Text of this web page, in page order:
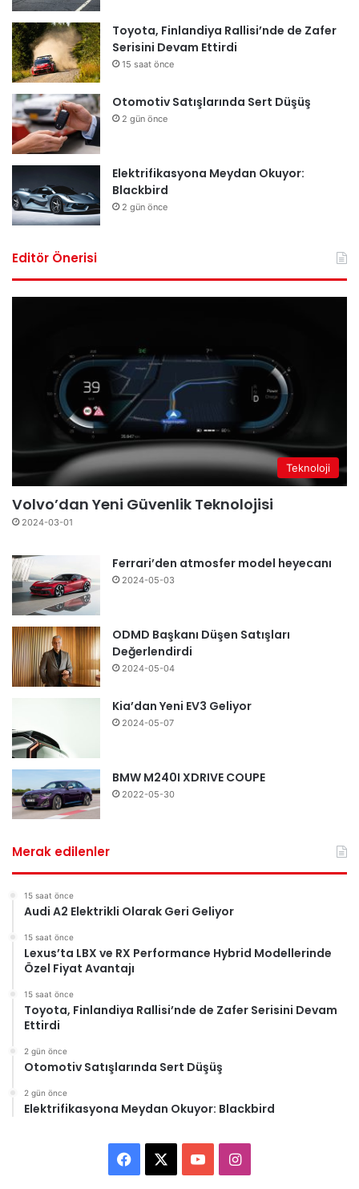
Toyota, Finlandiya Rallisi’nde de Zafer
Serisini Devam Ettirdi
15 saat önce
Otomotiv Satışlarında Sert Düşüş
2 gün önce
Elektrifikasyona Meydan Okuyor:
Blackbird
2 gün önce
Editör Önerisi
Teknoloji
Volvo’dan Yeni Güvenlik Teknolojisi
2024-03-01
Ferrari’den atmosfer model heyecanı
2024-05-03
ODMD Başkanı Düşen Satışları
Değerlendirdi
2024-05-04
Kia’dan Yeni EV3 Geliyor
2024-05-07
BMW M240I XDRIVE COUPE
2022-05-30
Merak edilenler
15 saat önce
Audi A2 Elektrikli Olarak Geri Geliyor
15 saat önce
Lexus’ta LBX ve RX Performance Hybrid Modellerinde
Özel Fiyat Avantajı
15 saat önce
Toyota, Finlandiya Rallisi’nde de Zafer Serisini Devam
Ettirdi
2 gün önce
Otomotiv Satışlarında Sert Düşüş
2 gün önce
Elektrifikasyona Meydan Okuyor: Blackbird
Facebook YouTubeInstagram